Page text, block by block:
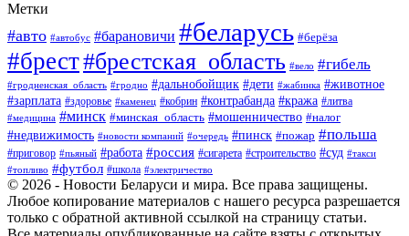
Метки
#авто #автобус #барановичи #беларусь #берёза
#брест#брестская_область #вело #гибель
#гродненская_область #гродно #дальнобойщик #дети #жабинка #животное
#зарплата #здоровье #каменец #кобрин #контрабанда #кража #литва
#медицина #минск #минская_область #мошенничество #налог
#недвижимость #новости компаний #очередь #пинск #пожар #польша
#приговор #пьяный #работа #россия #сигарета #строительство #суд #такси
#топливо #футбол #школа #электричество
© 2026 - Новости Беларуси и мира. Все права защищены.
Любое копирование материалов с нашего ресурса разрешается
только с обратной активной ссылкой на страницу статьи.